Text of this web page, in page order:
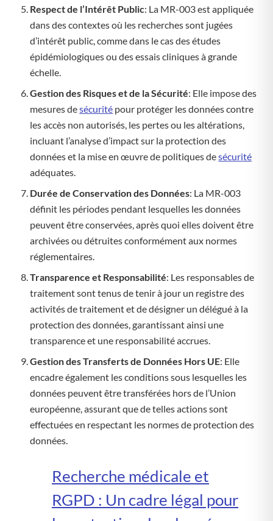
Respect de l’Intérêt Public: La MR-003 est appliquée
dans des contextes où les recherches sont jugées
d’intérêt public, comme dans le cas des études
épidémiologiques ou des essais cliniques à grande
échelle.
Gestion des Risques et de la Sécurité: Elle impose des
mesures desécurité pour protéger les données contre
les accès non autorisés, les pertes ou les altérations,
incluant l’analyse d’impact sur la protection des
données et la mise en œuvre de politiques desécurité
adéquates.
Durée de Conservation des Données: La MR-003
définit les périodes pendant lesquelles les données
peuvent être conservées, après quoi elles doivent être
archivées ou détruites conformément aux normes
réglementaires.
Transparence et Responsabilité: Les responsables de
traitement sont tenus de tenir à jour un registre des
activités de traitement et de désigner un délégué à la
protection des données, garantissant ainsi une
transparence et une responsabilité accrues.
Gestion des Transferts de Données Hors UE: Elle
encadre également les conditions sous lesquelles les
données peuvent être transférées hors de l’Union
européenne, assurant que de telles actions sont
effectuées en respectant les normes de protection des
données.
Recherche médicale et
RGPD : Un cadre légal pour